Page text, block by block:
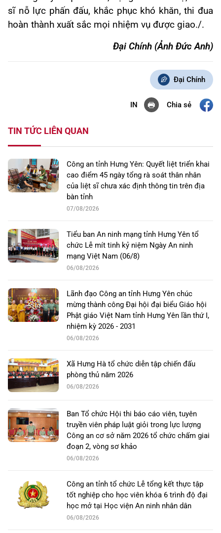
sĩ nỗ lực phấn đấu, khắc phục khó khăn, thi đua
hoàn thành xuất sắc mọi nhiệm vụ được giao./.
Đại Chính (Ảnh Đức Anh)
Đại Chính
IN Chia sẻ
TIN TỨC LIÊN QUAN
Công an tỉnh Hưng Yên: Quyết liệt triển khai
cao điểm 45 ngày tổng rà soát thân nhân
của liệt sĩ chưa xác định thông tin trên địa
bàn tỉnh
07/08/2026
Tiểu ban An ninh mạng tỉnh Hưng Yên tổ
chức Lễ mít tinh kỷ niệm Ngày An ninh
mạng Việt Nam (06/8)
06/08/2026
Lãnh đạo Công an tỉnh Hưng Yên chúc
mừng thành công Đại hội đại biểu Giáo hội
Phật giáo Việt Nam tỉnh Hưng Yên lần thứ I,
nhiệm kỳ 2026 - 2031
06/08/2026
Xã Hưng Hà tổ chức diễn tập chiến đấu
phòng thủ năm 2026
06/08/2026
Ban Tổ chức Hội thi báo cáo viên, tuyên
truyền viên pháp luật giỏi trong lực lượng
Công an cơ sở năm 2026 tổ chức chấm giai
đoạn 2, vòng sơ khảo
06/08/2026
Công an tỉnh tổ chức Lễ tổng kết thực tập
tốt nghiệp cho học viên khóa 6 trình độ đại
học mở tại Học viện An ninh nhân dân
06/08/2026